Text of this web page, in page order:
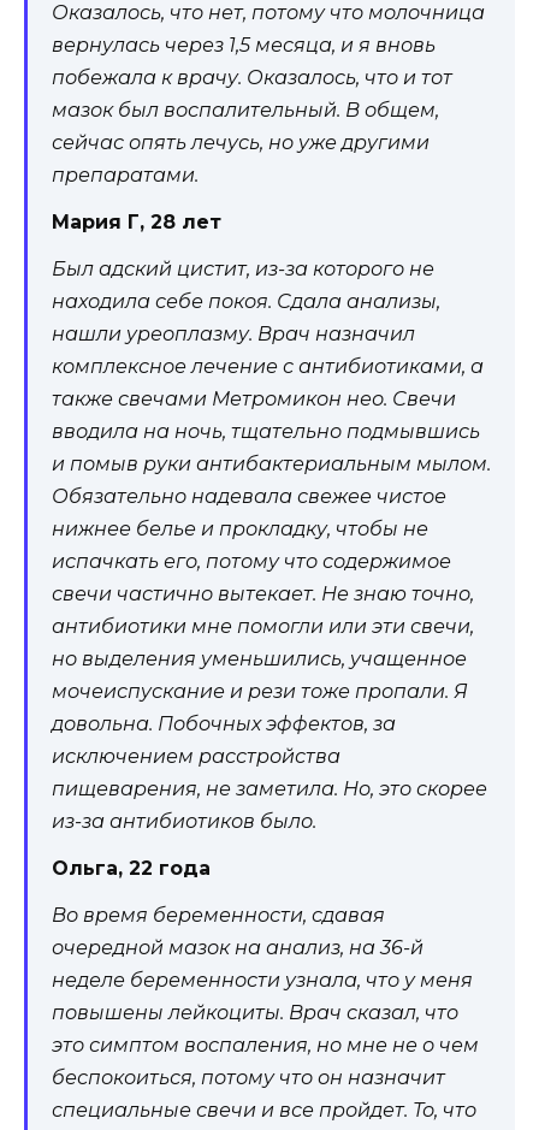
Оказалось, что нет, потому что молочница
вернулась через 1,5 месяца, и я вновь
побежала к врачу. Оказалось, что и тот
мазок был воспалительный. В общем,
сейчас опять лечусь, но уже другими
препаратами.
Мария Г, 28 лет
Был адский цистит, из-за которого не
находила себе покоя. Сдала анализы,
нашли уреоплазму. Врач назначил
комплексное лечение с антибиотиками, а
также свечами Метромикон нео. Свечи
вводила на ночь, тщательно подмывшись
и помыв руки антибактериальным мылом.
Обязательно надевала свежее чистое
нижнее белье и прокладку, чтобы не
испачкать его, потому что содержимое
свечи частично вытекает. Не знаю точно,
антибиотики мне помогли или эти свечи,
но выделения уменьшились, учащенное
мочеиспускание и рези тоже пропали. Я
довольна. Побочных эффектов, за
исключением расстройства
пищеварения, не заметила. Но, это скорее
из-за антибиотиков было.
Ольга, 22 года
Во время беременности, сдавая
очередной мазок на анализ, на 36-й
неделе беременности узнала, что у меня
повышены лейкоциты. Врач сказал, что
это симптом воспаления, но мне не о чем
беспокоиться, потому что он назначит
специальные свечи и все пройдет. То, что